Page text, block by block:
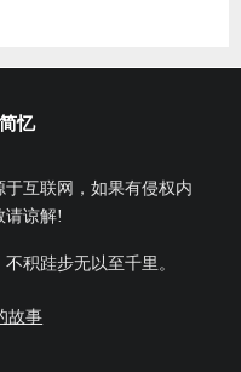
忆
互联网，如果有侵权内
请谅解!
积跬步无以至千里。
故事